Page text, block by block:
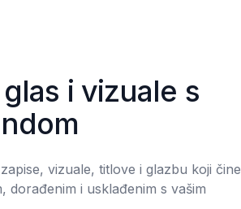
i vizuale s
vizuale, titlove i glazbu koji čine
dorađenim i usklađenim s vašim